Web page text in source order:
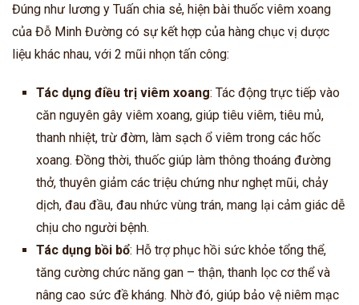
Đúng như lương y Tuấn chia sẻ, hiện bài thuốc viêm xoang
của Đỗ Minh Đường có sự kết hợp của hàng chục vị dược
liệu khác nhau, với 2 mũi nhọn tấn công:
Tác dụng điều trị viêm xoang: Tác động trực tiếp vào
căn nguyên gây viêm xoang, giúp tiêu viêm, tiêu mủ,
thanh nhiệt, trừ đờm, làm sạch ổ viêm trong các hốc
xoang. Đồng thời, thuốc giúp làm thông thoáng đường
thở, thuyên giảm các triệu chứng như nghẹt mũi, chảy
dịch, đau đầu, đau nhức vùng trán, mang lại cảm giác dễ
chịu cho người bệnh.
Tác dụng bồi bổ: Hỗ trợ phục hồi sức khỏe tổng thể,
tăng cường chức năng gan – thận, thanh lọc cơ thể và
nâng cao sức đề kháng. Nhờ đó, giúp bảo vệ niêm mạc